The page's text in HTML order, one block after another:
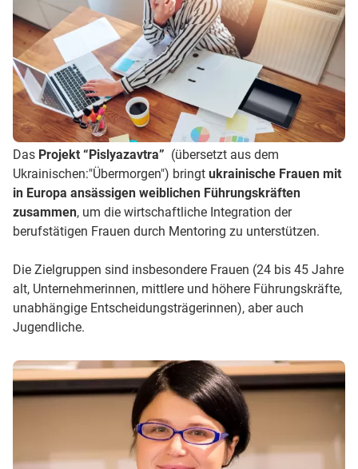
Das Projekt “Pislyazavtra” (übersetzt aus dem
Ukrainischen:"Übermorgen") bringt ukrainische Frauen mit
in Europa ansässigen weiblichen Führungskräften
zusammen, um die wirtschaftliche Integration der
berufstätigen Frauen durch Mentoring zu unterstützen.
Die Zielgruppen sind insbesondere Frauen (24 bis 45 Jahre
alt, Unternehmerinnen, mittlere und höhere Führungskräfte,
unabhängige Entscheidungsträgerinnen), aber auch
Jugendliche.